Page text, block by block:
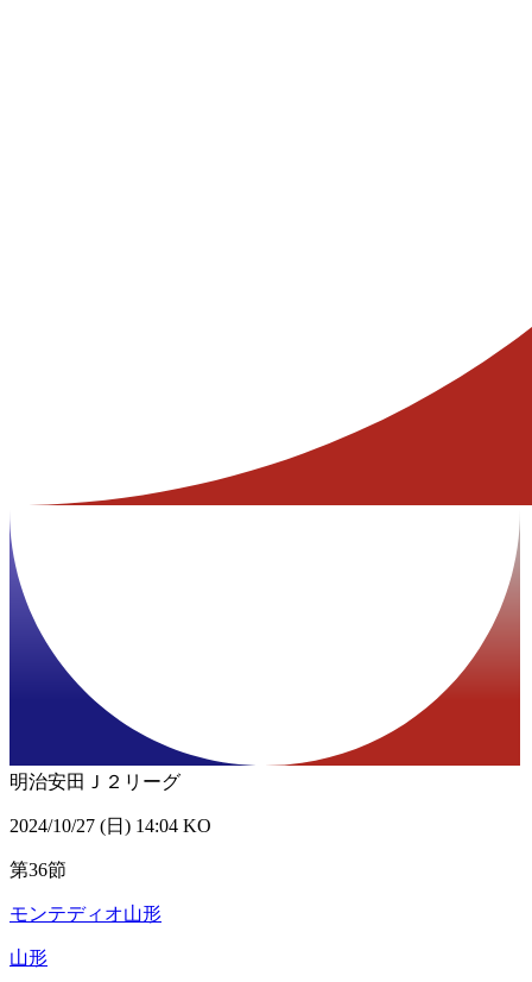
明治安田Ｊ２リーグ
2024/10/27 (日) 14:04 KO
第36節
モンテディオ山形
山形